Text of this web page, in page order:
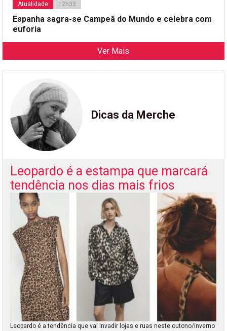
Atualidade 12h33
Espanha sagra-se Campeã do Mundo e celebra com
euforia
Ver Mais
Dicas da Merche
Leopardo é a estampa que marcará
tendência nos dias mais frios
Leopardo é a tendência que vai invadir lojas e ruas neste outono/inverno